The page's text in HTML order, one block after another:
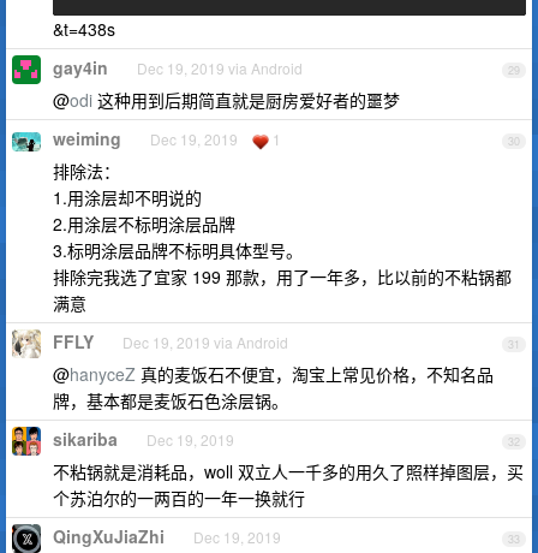
&t=438s
29
gay4in Dec 19, 2019 via Android
@odi 这种用到后期简直就是厨房爱好者的噩梦
30
weiming Dec 19, 2019 1
排除法：
1.用涂层却不明说的
2.用涂层不标明涂层品牌
3.标明涂层品牌不标明具体型号。
排除完我选了宜家 199 那款，用了一年多，比以前的不粘锅都
满意
31
FFLY Dec 19, 2019 via Android
@hanyceZ 真的麦饭石不便宜，淘宝上常见价格，不知名品
牌，基本都是麦饭石色涂层锅。
32
sikariba Dec 19, 2019
不粘锅就是消耗品，woll 双立人一千多的用久了照样掉图层，买
个苏泊尔的一两百的一年一换就行
33
QingXuJiaZhi Dec 19, 2019